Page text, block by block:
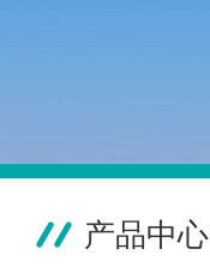
产品中心